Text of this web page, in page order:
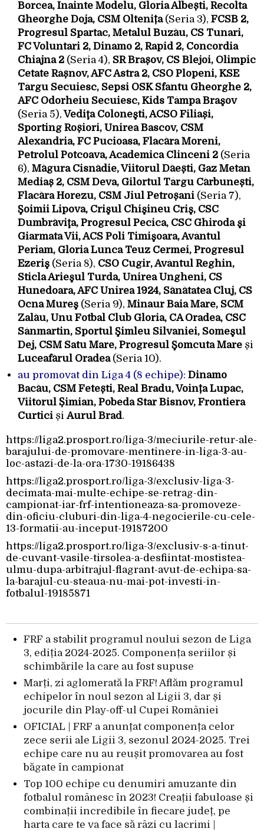
Borcea, Înainte Modelu, Gloria Albești, Recolta
Gheorghe Doja, CSM Oltenița(Seria 3), FCSB 2,
Progresul Spartac, Metalul Buzău, CS Tunari,
FC Voluntari 2, Dinamo 2, Rapid 2, Concordia
Chiajna 2 (Seria 4), SR Brașov, CS Blejoi, Olimpic
Cetate Râșnov, AFC Astra 2, CSO Plopeni, KSE
Târgu Secuiesc, Sepsi OSK Sfântu Gheorghe 2,
AFC Odorheiu Secuiesc, Kids Tâmpa Braşov
(Seria 5),Vediţa Coloneşti, ACSO Filiași,
Sporting Roșiori, Unirea Bascov, CSM
Alexandria, FC Pucioasa, Flacăra Moreni,
Petrolul Potcoava, Academica Clinceni 2 (Seria
6), Măgura Cisnădie, Viitorul Dăești, Gaz Metan
Mediaș 2, CSM Deva, Gilortul Târgu Cărbunești,
Flacăra Horezu, CSM Jiul Petroșani (Seria 7),
Şoimii Lipova, Crişul Chişineu Criş, CSC
Dumbrăviţa, Progresul Pecica, CSC Ghiroda şi
Giarmata Vii, ACS Poli Timişoara, Avântul
Periam, Gloria Lunca Teuz Cermei, Progresul
Ezeriş (Seria 8), CSO Cugir, Avântul Reghin,
Sticla Arieşul Turda, Unirea Ungheni, CS
Hunedoara, AFC Unirea 1924, Sănătatea Cluj, CS
Ocna Mureş (Seria 9), Minaur Baia Mare, SCM
Zalău, Unu Fotbal Club Gloria, CA Oradea, CSC
Sânmartin, Sportul Şimleu Silvaniei, Someşul
Dej, CSM Satu Mare, Progresul Şomcuta Mare și
Luceafărul Oradea(Seria 10).
au promovat din Liga 4 (8 echipe): Dinamo
Bacău, CSM Fetești, Real Bradu, Voința Lupac,
Viitorul Șimian, Pobeda Star Bisnov, Frontiera
Curtici șiAurul Brad.
https://liga2.prosport.ro/liga-3/meciurile-retur-ale-
barajului-de-promovare-mentinere-in-liga-3-au-
loc-astazi-de-la-ora-1730-19186438
https://liga2.prosport.ro/liga-3/exclusiv-liga-3-
decimata-mai-multe-echipe-se-retrag-din-
campionat-iar-frf-intentioneaza-sa-promoveze-
din-oficiu-cluburi-din-liga-4-negocierile-cu-cele-
13-formatii-au-inceput-19187200
https://liga2.prosport.ro/liga-3/exclusiv-s-a-tinut-
de-cuvant-vasile-tirsolea-a-desfiintat-mostistea-
ulmu-dupa-arbitrajul-flagrant-avut-de-echipa-sa-
la-barajul-cu-steaua-nu-mai-pot-investi-in-
fotbalul-19185871
FRF a stabilit programul noului sezon de Liga
3, ediția 2024-2025. Componența seriilor și
schimbările la care au fost supuse
Marți, zi aglomerată la FRF! Aflăm programul
echipelor în noul sezon al Ligii 3, dar și
jocurile din Play-off-ul Cupei României
OFICIAL | FRF a anunțat componența celor
zece serii ale Ligii 3, sezonul 2024-2025. Trei
echipe care nu au reușit promovarea au fost
băgate în campionat
Top 100 echipe cu denumiri amuzante din
fotbalul românesc în 2023! Creații fabuloase și
combinații incredibile în fiecare județ, pe
harta care te va face să râzi cu lacrimi |